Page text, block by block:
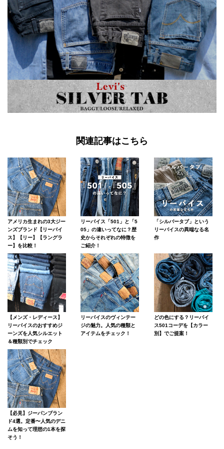
関連記事はこちら
アメリカ生まれの3大ジー
ンズブランド【リーバイ
ス】【リー】【ラングラ
ー】を比較！
リーバイス「501」と「5
05」の違いってなに？歴
史からそれぞれの特徴を
ご紹介！
「シルバータブ」という
リーバイスの異端なる名
作
【メンズ・レディース】
リーバイスのおすすめジ
ーンズを人気シルエット
＆種類別でチェック
リーバイスのヴィンテー
ジの魅力。人気の種類と
アイテムをチェック！
どの色にする？リーバイ
ス501コーデを【カラー
別】でご提案！
【必見】ジーパンブラン
ド4選。定番〜人気のデニ
ムを知って理想の1本を探
そう！